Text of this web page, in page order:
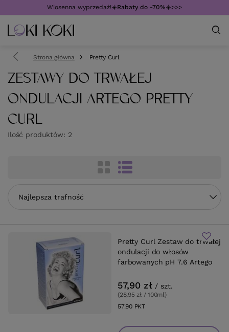
Wiosenna wyprzedaż!☀️Rabaty do -70%☀️>>>
Strona główna Pretty Curl
ZESTAWY DO TRWAŁEJ
ONDULACJI ARTEGO PRETTY
CURL
Ilość produktów: 2
Zmień sortowanie
Najlepsza trafność
Pretty Curl Zestaw do trwałej
ondulacji do włosów
farbowanych pH 7.6 Artego
57,90 zł / szt.
(28,95 zł / 100ml)
57.90PKTpunktów